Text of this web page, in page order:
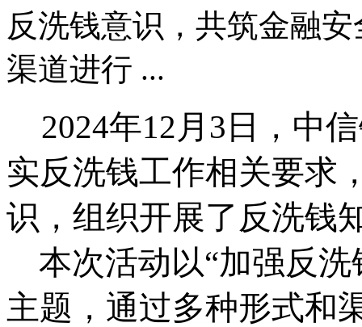
反洗钱意识，共筑金融
渠道进行 ...
2024年12月3日，中
实反洗钱工作相关要求
识，组织开展了反洗钱
本次活动以“加强反
主题，通过多种形式和